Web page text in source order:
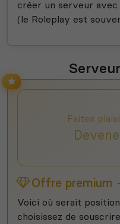
créer un serveur
(le Roleplay est
Faites
Offre premium
Voici où serait
choisissez de